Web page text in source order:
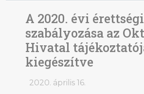
A 2020. évi érettségi
szabályozása az
Hivatal
kiegészítve
2020. április 16.